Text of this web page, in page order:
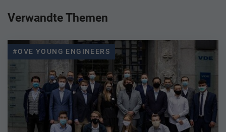
Verwandte Themen
#OVE YOUNG ENGINEERS